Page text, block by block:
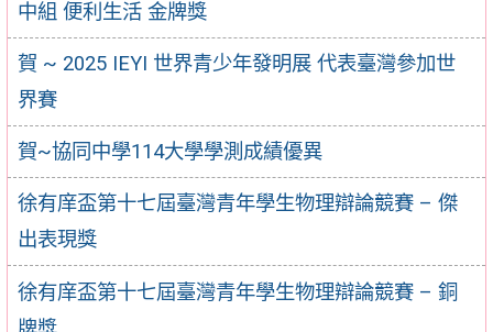
中組 便利生活 金牌獎
賀 ~ 2025 IEYI 世界青少年發明展 代表臺灣參加世
界賽
賀~協同中學114大學學測成績優異
徐有庠盃第十七屆臺灣青年學生物理辯論競賽 – 傑
出表現獎
徐有庠盃第十七屆臺灣青年學生物理辯論競賽 – 銅